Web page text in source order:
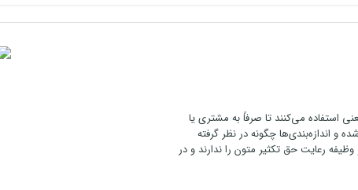
استفاده می‌کنند تا صرفاً به مشتری یا
اندازه‌بندی‌ها چگونه در نظر گرفته
رعایت حق تکثیر متون را ندارند و در